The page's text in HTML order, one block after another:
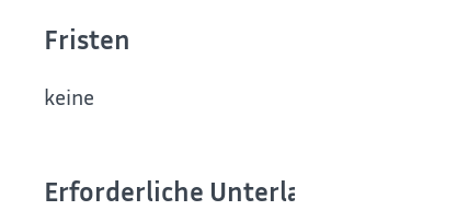
Fristen
keine
Erforderliche Unterlagen